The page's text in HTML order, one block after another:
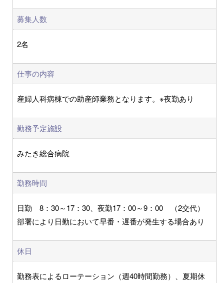
募集人数
2名
仕事の内容
産婦人科病棟での助産師業務となります。※夜勤あり
勤務予定施設
みたき総合病院
勤務時間
日勤 8：30～17：30、夜勤17：00～9：00 （2交代）
部署により日勤において早番・遅番が発生する場合あり
休日
勤務表によるローテーション（週40時間勤務）、夏期休